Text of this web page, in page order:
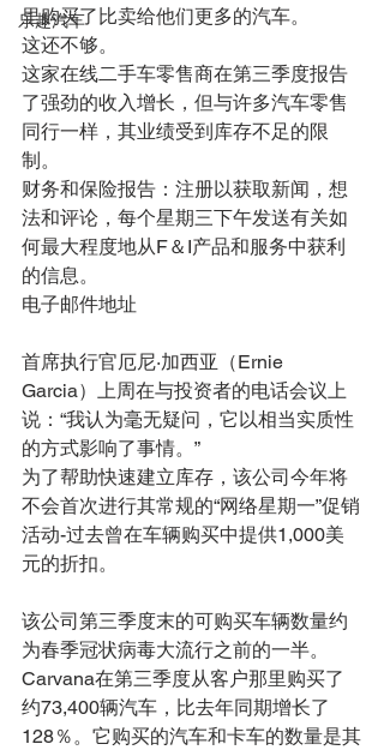
乐趣汽车
里购买了比卖给他们更多的汽车。
这还不够。
这家在线二手车零售商在第三季度报告
了强劲的收入增长，但与许多汽车零售
同行一样，其业绩受到库存不足的限
制。
财务和保险报告：注册以获取新闻，想
法和评论，每个星期三下午发送有关如
何最大程度地从F＆I产品和服务中获利
的信息。
电子邮件地址
首席执行官厄尼·加西亚（Ernie
Garcia）上周在与投资者的电话会议上
说：“我认为毫无疑问，它以相当实质性
的方式影响了事情。”
为了帮助快速建立库存，该公司今年将
不会首次进行其常规的“网络星期一”促销
活动-过去曾在车辆购买中提供1,000美
元的折扣。
该公司第三季度末的可购买车辆数量约
为春季冠状病毒大流行之前的一半。
Carvana在第三季度从客户那里购买了
约73,400辆汽车，比去年同期增长了
128％。它购买的汽车和卡车的数量是其